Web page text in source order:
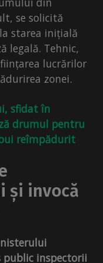
se solicită
starea inițială
legală. Tehnic,
lucrărilor
zonei.
sfidat în
drumul pentru
reîmpădurit
și invocă
public inspectorii